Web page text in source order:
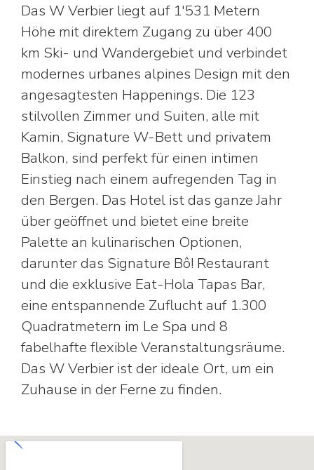
Das W Verbier liegt auf 1'531 Metern
Höhe mit direktem Zugang zu über 400
km Ski- und Wandergebiet und verbindet
modernes urbanes alpines Design mit den
angesagtesten Happenings. Die 123
stilvollen Zimmer und Suiten, alle mit
Kamin, Signature W-Bett und privatem
Balkon, sind perfekt für einen intimen
Einstieg nach einem aufregenden Tag in
den Bergen. Das Hotel ist das ganze Jahr
über geöffnet und bietet eine breite
Palette an kulinarischen Optionen,
darunter das Signature Bô! Restaurant
und die exklusive Eat-Hola Tapas Bar,
eine entspannende Zuflucht auf 1.300
Quadratmetern im Le Spa und 8
fabelhafte flexible Veranstaltungsräume.
Das W Verbier ist der ideale Ort, um ein
Zuhause in der Ferne zu finden.